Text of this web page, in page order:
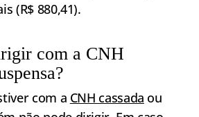
(R$ 880,41).
com a CNH
com a CNH cassada ou